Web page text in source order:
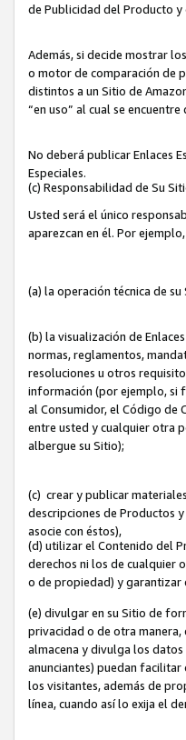
de Publicidad del Producto y
Además, si decide mostrar
o motor de comparación de
distintos a un Sitio de
“en uso” al cual se
No deberá publicar Enlaces
Especiales.
(c) Responsabilidad de Su
Usted será el único
aparezcan en él. Por
(a) la operación técnica de
(b) la visualización de
normas, reglamentos,
resoluciones u otros
información (por ejemplo, si
al Consumidor, el Código de
entre usted y cualquier otra
albergue su Sitio);
(c) crear y publicar
descripciones de Productos
asocie con éstos),
(d) utilizar el Contenido del
derechos ni los de cualquier
o de propiedad) y garantizar
(e) divulgar en su Sitio de
privacidad o de otra manera,
almacena y divulga los
anunciantes) puedan
los visitantes, además de
línea, cuando así lo exija el